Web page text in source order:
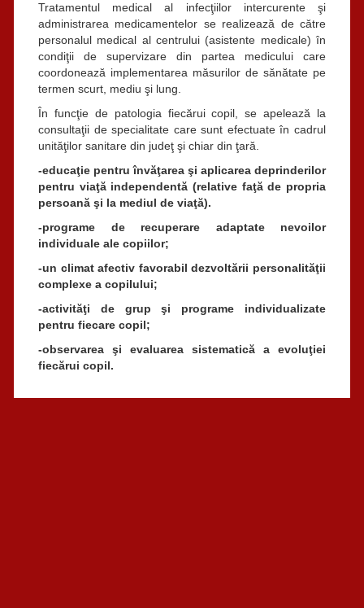
Tratamentul medical al infecţiilor intercurente şi
administrarea medicamentelor se realizează de către
personalul medical al centrului (asistente medicale) în
condiţii de supervizare din partea medicului care
coordonează implementarea măsurilor de sănătate pe
termen scurt, mediu şi lung.
În funcţie de patologia fiecărui copil, se apelează la
consultaţii de specialitate care sunt efectuate în cadrul
unităţilor sanitare din judeţ şi chiar din ţară.
-educaţie pentru învăţarea şi aplicarea deprinderilor
pentru viaţă independentă (relative faţă de propria
persoană şi la mediul de viaţă).
-programe de recuperare adaptate nevoilor
individuale ale copiilor;
-un climat afectiv favorabil dezvoltării personalităţii
complexe a copilului;
-activităţi de grup şi programe individualizate
pentru fiecare copil;
-observarea şi evaluarea sistematică a evoluţiei
fiecărui copil.